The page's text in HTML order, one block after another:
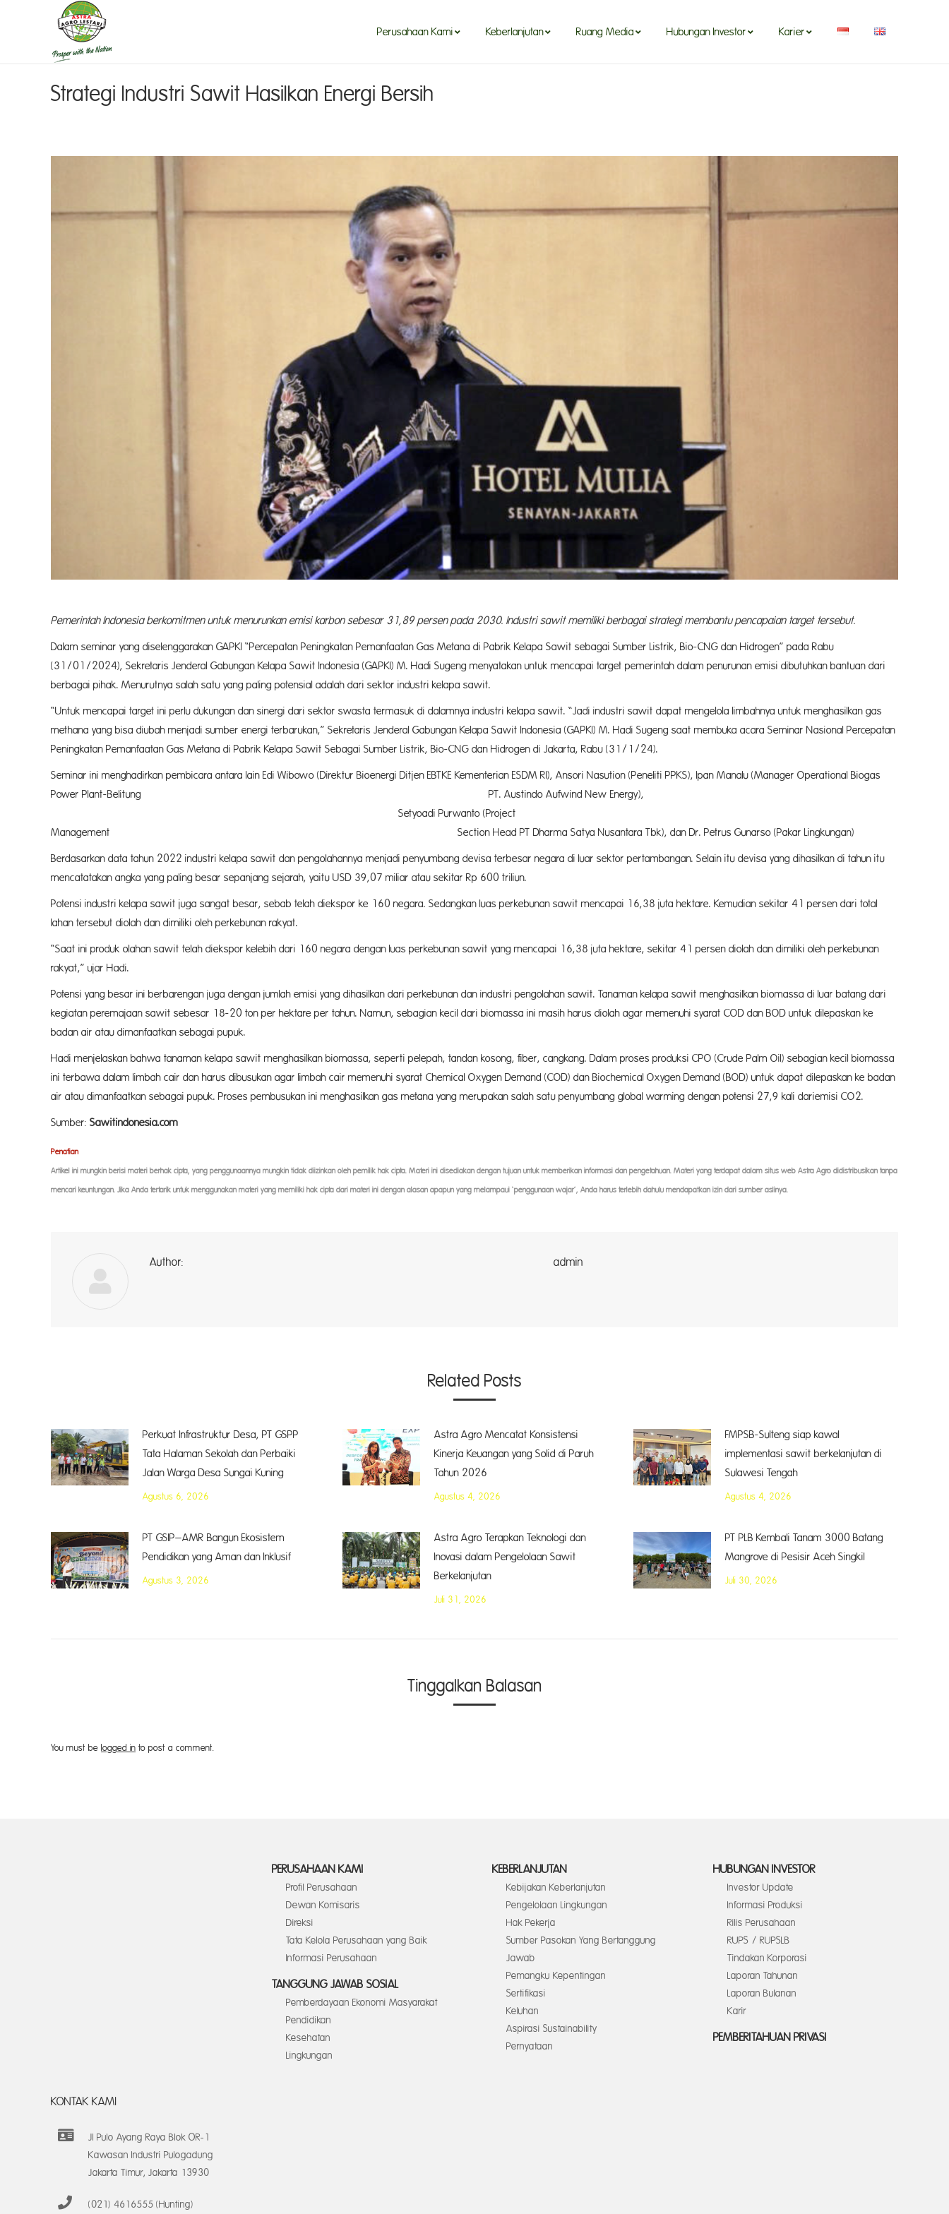
Perusahaan Kami Keberlanjutan Ruang Media Hubungan Investor Karier
Strategi Industri Sawit Hasilkan Energi Bersih
Pemerintah Indonesia berkomitmen untuk menurunkan emisi karbon sebesar 31,89 persen pada 2030. Industri sawit memiliki berbagai strategi membantu pencapaian target tersebut.
Dalam seminar yang diselenggarakan GAPKI “Percepatan Peningkatan Pemanfaatan Gas Metana di Pabrik Kelapa Sawit sebagai Sumber Listrik, Bio-CNG dan Hidrogen” pada Rabu
(31/01/2024), Sekretaris Jenderal Gabungan Kelapa Sawit Indonesia (GAPKI) M. Hadi Sugeng menyatakan untuk mencapai target pemerintah dalam penurunan emisi dibutuhkan bantuan dari
berbagai pihak. Menurutnya salah satu yang paling potensial adalah dari sektor industri kelapa sawit.
“Untuk mencapai target ini perlu dukungan dan sinergi dari sektor swasta termasuk di dalamnya industri kelapa sawit. “Jadi industri sawit dapat mengelola limbahnya untuk menghasilkan gas
methana yang bisa diubah menjadi sumber energi terbarukan,” Sekretaris Jenderal Gabungan Kelapa Sawit Indonesia (GAPKI) M. Hadi Sugeng saat membuka acara Seminar Nasional Percepatan
Peningkatan Pemanfaatan Gas Metana di Pabrik Kelapa Sawit Sebagai Sumber Listrik, Bio-CNG dan Hidrogen di Jakarta, Rabu (31/1/24).
Seminar ini menghadirkan pembicara antara lain Edi Wibowo (Direktur Bioenergi Ditjen EBTKE Kementerian ESDM RI), Ansori Nasution (Peneliti PPKS), Ipan Manalu (Manager Operational Biogas
Power Plant-Belitung PT. Austindo Aufwind New Energy),
Setyoadi Purwanto (Project
Management Section Head PT Dharma Satya Nusantara Tbk), dan Dr. Petrus Gunarso (Pakar Lingkungan)
Berdasarkan data tahun 2022 industri kelapa sawit dan pengolahannya menjadi penyumbang devisa terbesar negara di luar sektor pertambangan. Selain itu devisa yang dihasilkan di tahun itu
mencatatakan angka yang paling besar sepanjang sejarah, yaitu USD 39,07 miliar atau sekitar Rp 600 triliun.
Potensi industri kelapa sawit juga sangat besar, sebab telah diekspor ke 160 negara. Sedangkan luas perkebunan sawit mencapai 16,38 juta hektare. Kemudian sekitar 41 persen dari total
lahan tersebut diolah dan dimiliki oleh perkebunan rakyat.
“Saat ini produk olahan sawit telah diekspor kelebih dari 160 negara dengan luas perkebunan sawit yang mencapai 16,38 juta hektare, sekitar 41 persen diolah dan dimiliki oleh perkebunan
rakyat,” ujar Hadi.
Potensi yang besar ini berbarengan juga dengan jumlah emisi yang dihasilkan dari perkebunan dan industri pengolahan sawit. Tanaman kelapa sawit menghasilkan biomassa di luar batang dari
kegiatan peremajaan sawit sebesar 18-20 ton per hektare per tahun. Namun, sebagian kecil dari biomassa ini masih harus diolah agar memenuhi syarat COD dan BOD untuk dilepaskan ke
badan air atau dimanfaatkan sebagai pupuk.
Hadi menjelaskan bahwa tanaman kelapa sawit menghasilkan biomassa, seperti pelepah, tandan kosong, fiber, cangkang. Dalam proses produksi CPO (Crude Palm Oil) sebagian kecil biomassa
ini terbawa dalam limbah cair dan harus dibusukan agar limbah cair memenuhi syarat Chemical Oxygen Demand (COD) dan Biochemical Oxygen Demand (BOD) untuk dapat dilepaskan ke badan
air atau dimanfaatkan sebagai pupuk. Proses pembusukan ini menghasilkan gas metana yang merupakan salah satu penyumbang global warming dengan potensi 27,9 kali dariemisi CO2.
Sumber: Sawitindonesia.com
Penafian
Artikel ini mungkin berisi materi berhak cipta, yang penggunaannya mungkin tidak diizinkan oleh pemilik hak cipta. Materi ini disediakan dengan tujuan untuk memberikan informasi dan pengetahuan. Materi yang terdapat dalam situs web Astra Agro didistribusikan tanpa
mencari keuntungan. Jika Anda tertarik untuk menggunakan materi yang memiliki hak cipta dari materi ini dengan alasan apapun yang melampaui ‘penggunaan wajar’, Anda harus terlebih dahulu mendapatkan izin dari sumber aslinya.
Author: admin
Related Posts
Perkuat Infrastruktur Desa, PT GSPP
Tata Halaman Sekolah dan Perbaiki
Jalan Warga Desa Sungai Kuning
Agustus 6, 2026
Astra Agro Mencatat Konsistensi
Kinerja Keuangan yang Solid di Paruh
Tahun 2026
Agustus 4, 2026
FMPSB-Sulteng siap kawal
implementasi sawit berkelanjutan di
Sulawesi Tengah
Agustus 4, 2026
PT GSIP–AMR Bangun Ekosistem
Pendidikan yang Aman dan Inklusif
Agustus 3, 2026
Astra Agro Terapkan Teknologi dan
Inovasi dalam Pengelolaan Sawit
Berkelanjutan
Juli 31, 2026
PT PLB Kembali Tanam 3000 Batang
Mangrove di Pesisir Aceh Singkil
Juli 30, 2026
Tinggalkan Balasan
You must be logged in to post a comment.
PERUSAHAAN KAMI
Profil Perusahaan
Dewan Komisaris
Direksi
Tata Kelola Perusahaan yang Baik
Informasi Perusahaan
TANGGUNG JAWAB SOSIAL
Pemberdayaan Ekonomi Masyarakat
Pendidikan
Kesehatan
Lingkungan
KEBERLANJUTAN
Kebijakan Keberlanjutan
Pengelolaan Lingkungan
Hak Pekerja
Sumber Pasokan Yang Bertanggung
Jawab
Pemangku Kepentingan
Sertifikasi
Keluhan
Aspirasi Sustainability
Pernyataan
HUBUNGAN INVESTOR
Investor Update
Informasi Produksi
Rilis Perusahaan
RUPS / RUPSLB
Tindakan Korporasi
Laporan Tahunan
Laporan Bulanan
Karir
PEMBERITAHUAN PRIVASI
KONTAK KAMI
Jl Pulo Ayang Raya Blok OR-1
Kawasan Industri Pulogadung
Jakarta Timur, Jakarta 13930
(021) 4616555 (Hunting)